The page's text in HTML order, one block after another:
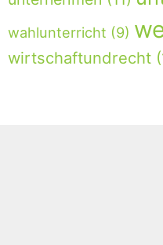
wahlunterricht (9)
wirtschaftundrecht